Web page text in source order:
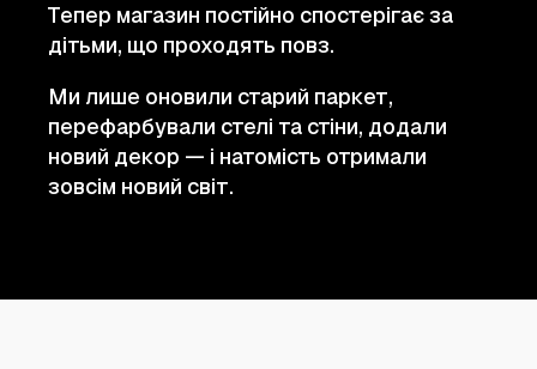
Тепер магазин постійно спостерігає за
дітьми, що проходять повз.
Ми лише оновили старий паркет,
перефарбували стелі та стіни, додали
новий декор — і натомість отримали
зовсім новий світ.